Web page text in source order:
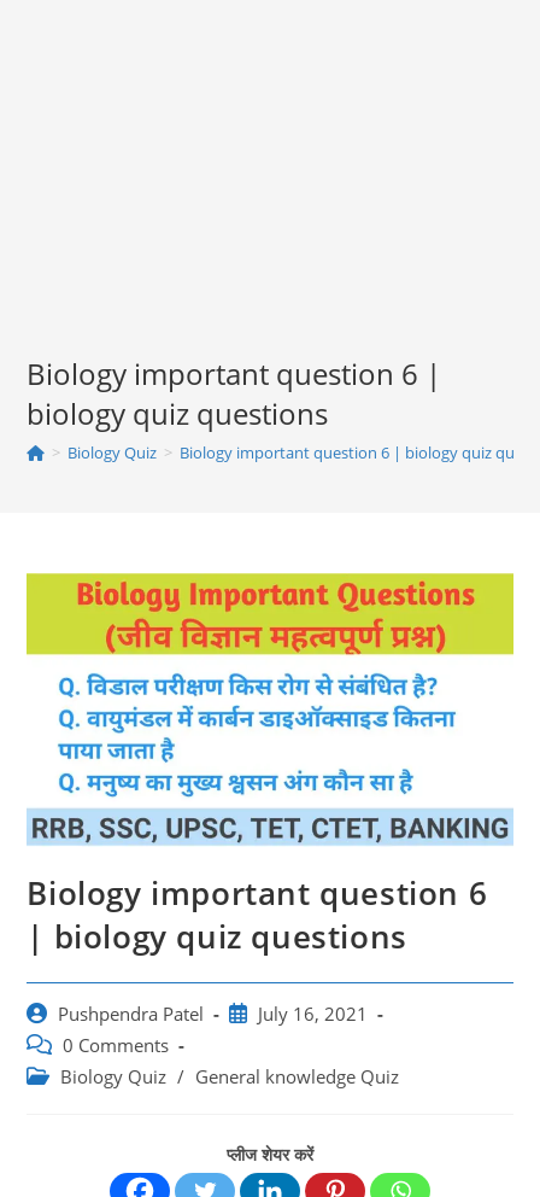
Biology important question 6 |
biology quiz questions
> Biology Quiz > Biology important question 6 | biology quiz
Biology important question 6
| biology quiz questions
Post
author:
Pushpendra Patel
PostJuly 16, 2021
Post
comments:
0 Comments
Post Biology Quiz / General knowledge Quiz
प्लीज शेयर करें